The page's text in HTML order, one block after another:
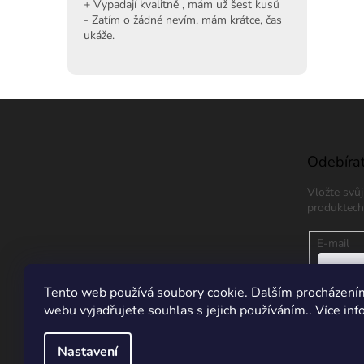
Tento web používá soubory cookie. Dalším
webu vyjadřujete souhlas s jejich používáním.. Více
Nastavení
+ Vypadají kvalitně , mám už šest kusů
- Zatím o žádné nevím, mám krátce, čas
ukáže.
Z
Vložte
E-mail
údajů